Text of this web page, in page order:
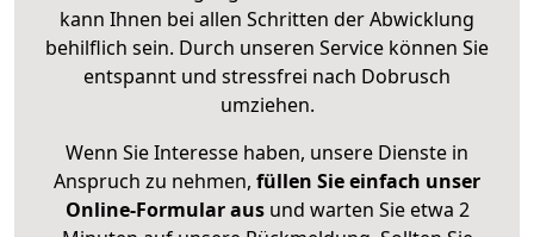
kann Ihnen bei allen Schritten der Abwicklung
behilflich sein. Durch unseren Service können Sie
entspannt und stressfrei nach Dobrusch
umziehen.
Wenn Sie Interesse haben, unsere Dienste in
Anspruch zu nehmen, füllen Sie einfach unser
Online-Formular ausund warten Sie etwa 2